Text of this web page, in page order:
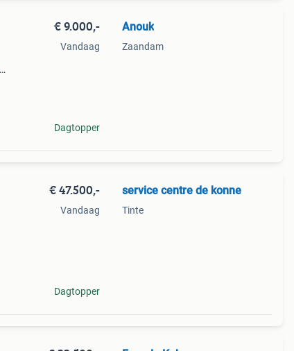
€ 9.000,-
Vandaag
Dagtopper
Anouk
Zaandam
€ 47.500,-
Vandaag
Dagtopper
service centre de konne
Tinte